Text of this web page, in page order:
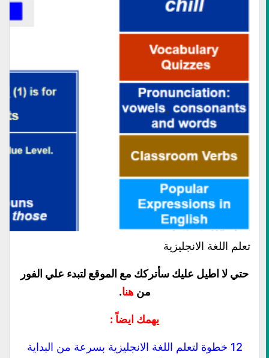
تعلم اللغة الانجليزية
حتي لا اطيل عليك سأتركك مع الموقع لتبدء علي الفور
منهنا.
يهمك ايضاً :
12 خطوة لتعلم اللغة الانجليزية بسرعة من البداية